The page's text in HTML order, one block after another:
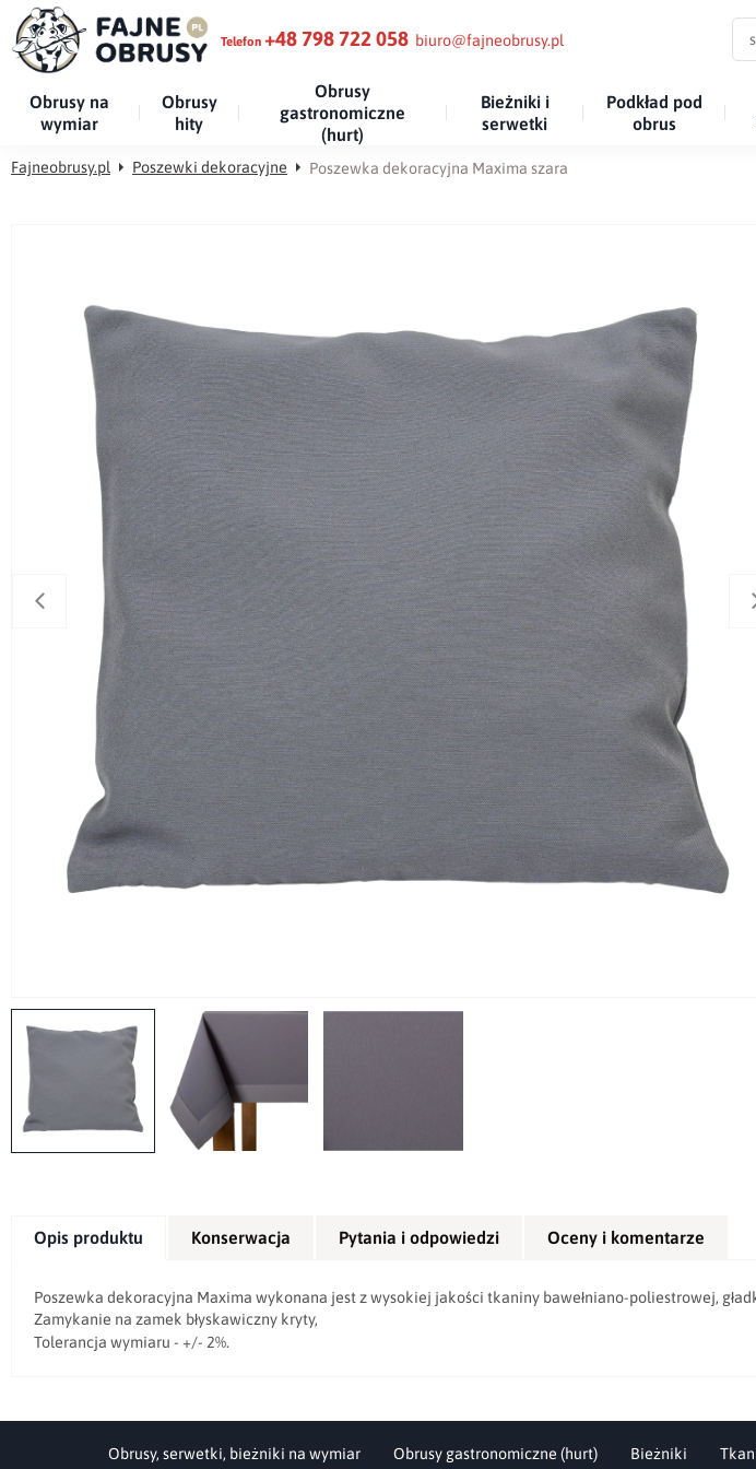
Telefon +48 798 722 058 biuro@fajneobrusy.pl
Obrusy na
wymiar
Obrusy
hity
Obrusy
gastronomiczne
(hurt)
Bieżniki i
serwetki
Podkład pod
obrus
Fajneobrusy.pl Poszewki dekoracyjne Poszewka dekoracyjna Maxima szara
Opis produktu Konserwacja Pytania i odpowiedzi Oceny i komentarze
Poszewka dekoracyjna Maxima wykonana jest z wysokiej jakości tkaniny bawełniano-poliestrowej,
Zamykanie na zamek błyskawiczny kryty,
Tolerancja wymiaru - +/- 2%.
Obrusy, serwetki, bieżniki na wymiar Obrusy gastronomiczne (hurt) Bieżniki